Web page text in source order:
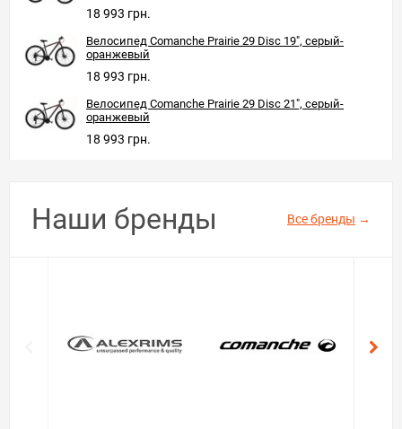
18 993 грн.
Велосипед Comanche Prairie 29 Disc 19", серый-
оранжевый
18 993 грн.
Велосипед Comanche Prairie 29 Disc 21", серый-
оранжевый
18 993 грн.
Наши бренды Все бренды →